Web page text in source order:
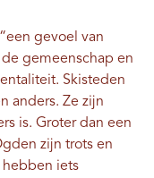
gevoel van
gemeenschap en
Skisteden
anders. Ze zijn
is. Groter dan een
zijn trots en
hebben iets